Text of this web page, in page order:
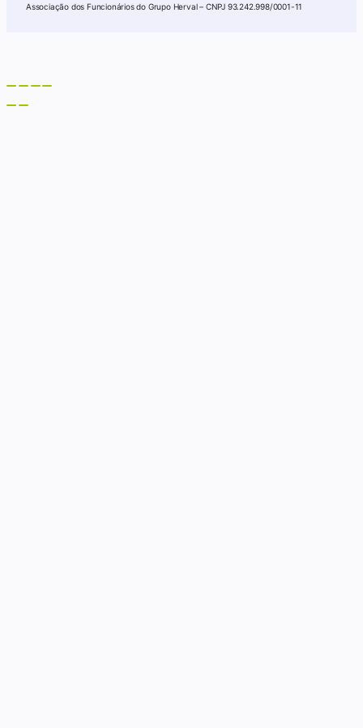
Associação dos Funcionários do Grupo Herval – CNPJ 93.242.998/0001-11